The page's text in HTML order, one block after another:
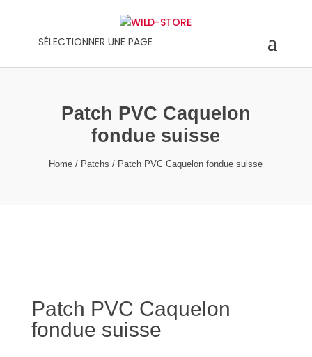
SÉLECTIONNER UNE PAGE
Patch PVC Caquelon
fondue suisse
Home / Patchs / Patch PVC Caquelon fondue suisse
Patch PVC Caquelon
fondue suisse